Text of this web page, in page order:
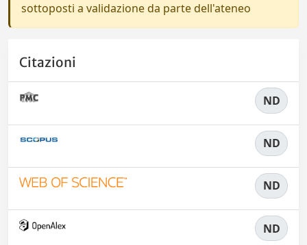
sottoposti a validazione da parte dell'ateneo
Citazioni
ND
ND
ND
ND